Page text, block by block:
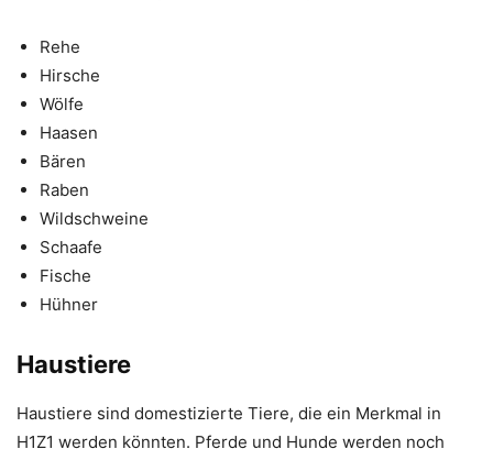
Rehe
Hirsche
Wölfe
Haasen
Bären
Raben
Wildschweine
Schaafe
Fische
Hühner
Haustiere
Haustiere sind domestizierte Tiere, die ein Merkmal in
H1Z1 werden könnten. Pferde und Hunde werden noch